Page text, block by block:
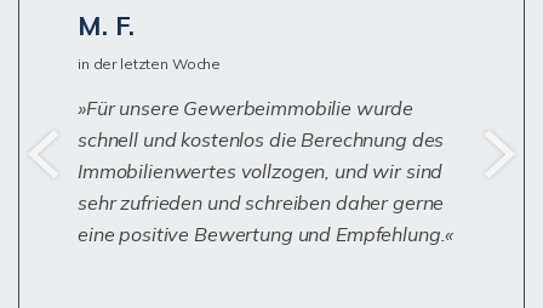
M. F.
in der letzten Woche
Für unsere Gewerbeimmobilie wurde
schnell und kostenlos die Berechnung des
Immobilienwertes vollzogen, und wir sind
sehr zufrieden und schreiben daher gerne
eine positive Bewertung und Empfehlung.